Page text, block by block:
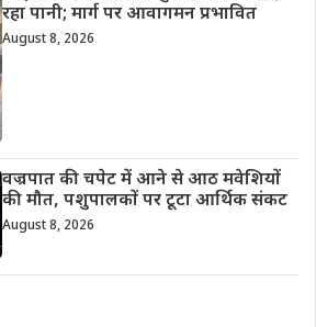
रहा पानी; मार्ग पर आवागमन प्रभावित
August 8, 2026
वज्रपात की चपेट में आने से आठ मवेशियों
की मौत, पशुपालकों पर टूटा आर्थिक संकट
August 8, 2026